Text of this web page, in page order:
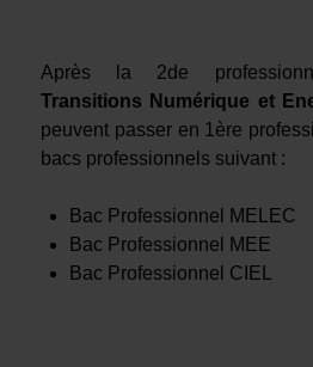
Après la 2de
Transitions Numérique et
peuvent passer en 1ère
bacs professionnels suivant :
Bac Professionnel MELEC
Bac Professionnel MEE
Bac Professionnel CIEL